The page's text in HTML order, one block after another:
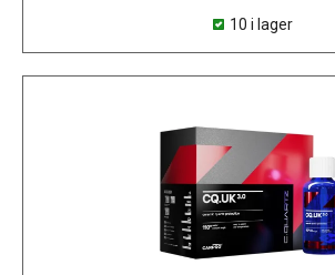
10 i lager